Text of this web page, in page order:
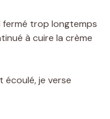
fermé trop longtemps
à cuire la crème
écoulé, je verse